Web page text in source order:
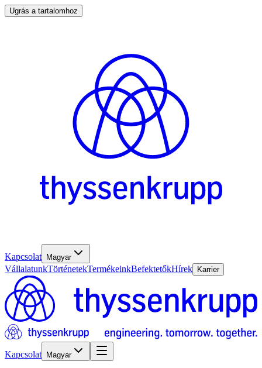
Ugrás a tartalomhoz
Kapcsolat Magyar
VállalatunkTörténetekTermékeinkBefektetőkHírek Karrier
Kapcsolat Magyar